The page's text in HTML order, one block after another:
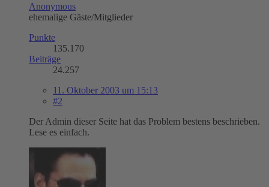
Anonymous
ehemalige Gäste/Mitglieder
Punkte
135.170
Beiträge
24.257
11. Oktober 2003 um 15:13
#2
Der Admin dieser Seite hat das Problem bestens beschrieben.
Lese es einfach.